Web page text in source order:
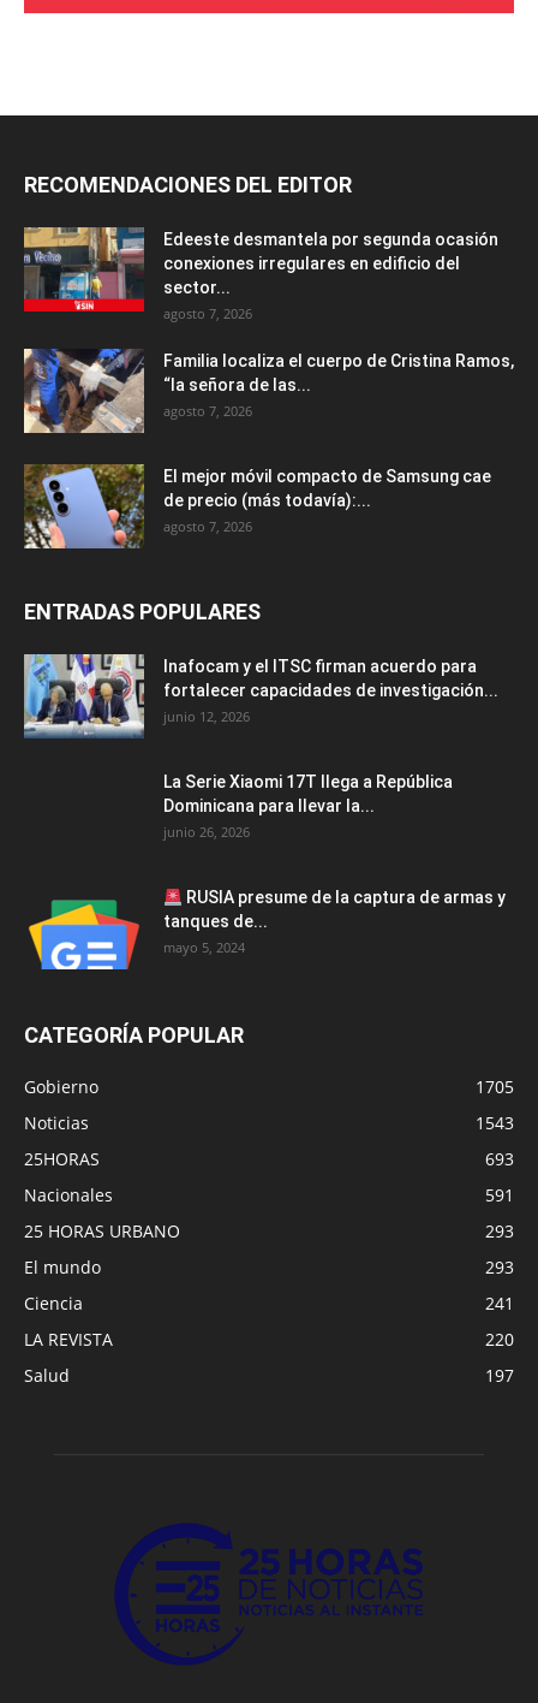
RECOMENDACIONES DEL EDITOR
Edeeste desmantela por segunda ocasión
conexiones irregulares en edificio del
sector...
agosto 7, 2026
Familia localiza el cuerpo de Cristina Ramos,
“la señora de las...
agosto 7, 2026
El mejor móvil compacto de Samsung cae
de precio (más todavía):...
agosto 7, 2026
ENTRADAS POPULARES
Inafocam y el ITSC firman acuerdo para
fortalecer capacidades de investigación...
junio 12, 2026
La Serie Xiaomi 17T llega a República
Dominicana para llevar la...
junio 26, 2026
RUSIA presume de la captura de armas y
tanques de...
mayo 5, 2024
CATEGORÍA POPULAR
Gobierno
1705
Noticias
1543
25HORAS
693
Nacionales
591
25 HORAS URBANO
293
El mundo
293
Ciencia
241
LA REVISTA
220
Salud
197